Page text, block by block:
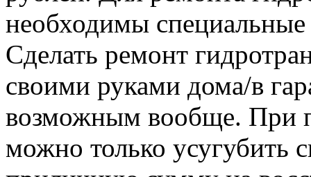
необходимы
Сделать ремонт
своими руками дома/в
возможным вообще. При
можно только усугубить